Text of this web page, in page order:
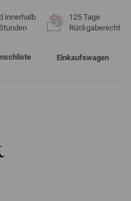
innerhalb
125 Tage
Rückgaberecht
Einkaufswagen